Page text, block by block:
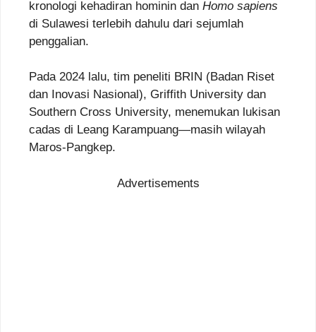
kronologi kehadiran hominin dan Homo sapiens
di Sulawesi terlebih dahulu dari sejumlah
penggalian.
Pada 2024 lalu, tim peneliti BRIN (Badan Riset
dan Inovasi Nasional), Griffith University dan
Southern Cross University, menemukan lukisan
cadas di Leang Karampuang—masih wilayah
Maros-Pangkep.
Advertisements